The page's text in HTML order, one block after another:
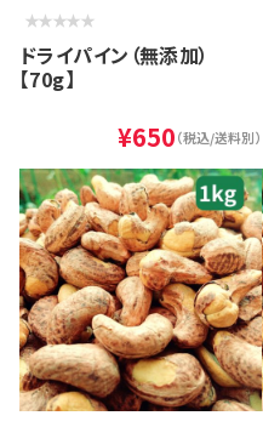
ドライパイン（無添加）
【70g】
¥650（税込/送料別）